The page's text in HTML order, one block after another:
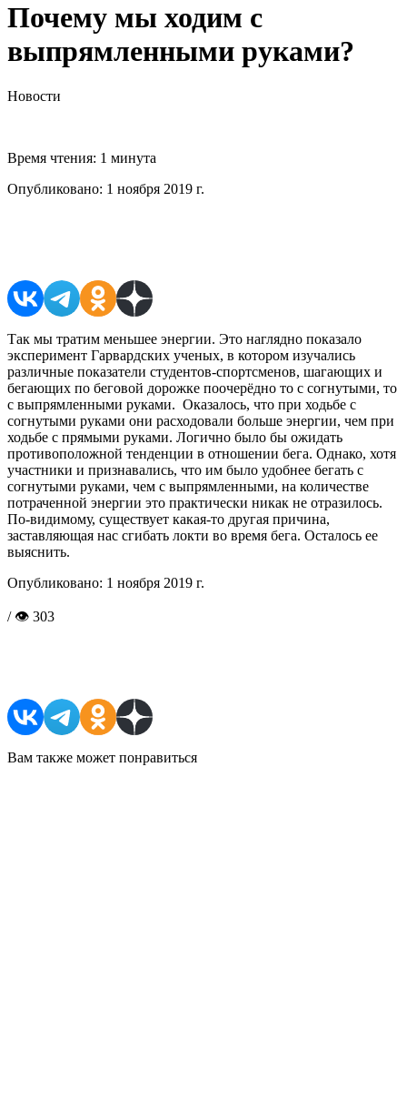
Почему мы ходим с
выпрямленными руками?
Новости
Время чтения: 1 минута
Опубликовано: 1 ноября 2019 г.
Так мы тратим меньшее энергии. Это наглядно показало
эксперимент Гарвардских ученых, в котором изучались
различные показатели студентов-спортсменов, шагающих и
бегающих по беговой дорожке поочерёдно то с согнутыми, то
с выпрямленными руками. Оказалось, что при ходьбе с
согнутыми руками они расходовали больше энергии, чем при
ходьбе с прямыми руками. Логично было бы ожидать
противоположной тенденции в отношении бега. Однако, хотя
участники и признавались, что им было удобнее бегать с
согнутыми руками, чем с выпрямленными, на количестве
потраченной энергии это практически никак не отразилось.
По-видимому, существует какая-то другая причина,
заставляющая нас сгибать локти во время бега. Осталось ее
выяснить.
Опубликовано: 1 ноября 2019 г.
/ 👁 303
Вам также может понравиться